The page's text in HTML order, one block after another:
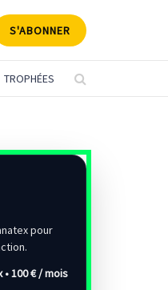
S'ABONNER
TROPHÉES
pour
•100 € / mois